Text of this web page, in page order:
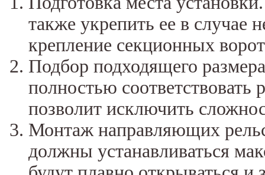
также укрепить ее в случае
крепление секционных
Подбор подходящего
полностью
позволит исключить
Монтаж направляющих
должны устанавливаться